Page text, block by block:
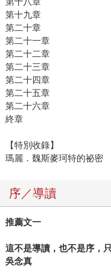
第十九章
第二十章
第二十一章
第二十二章
第二十三章
第二十四章
第二十五章
第二十六章
終章
【特別收錄】
瑪麗．魏斯麥珂特的祕密
序／導讀
推薦文一
這不是導讀，也不是序，
吳念真